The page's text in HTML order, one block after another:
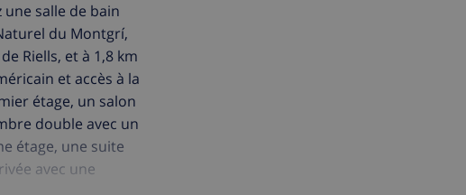
salle de bain
du Montgrí,
Riells, et à 1,8 km
et accès à la
étage, un salon
double avec un
étage, une suite
avec une